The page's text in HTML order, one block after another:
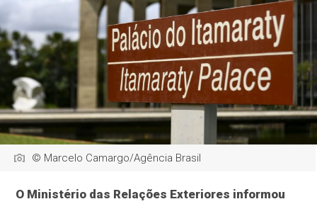
© Marcelo Camargo/Agência Brasil
O Ministério das Relações Exteriores informou